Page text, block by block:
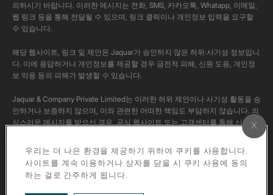
의하시기 바랍니다. 이러한 메시지는 전화, SMS, 카카오톡, Whatapp, 이메일,
웹 링크 등을 통해 전달될 수 있으며, 링크 클릭이나 개인정보 입력을 요구할
수 있습니다.
해당 웹사이트, 링크 및 제안은 Jaquar가 승인하지 않은 허위·사기성 정보입니
다. 이에 응답하거나 개인정보를 제공할 경우 금전적 피해, 신원 도용, 개인정
보 악용 등의 피해가 발생할 수 있습니다.
Jaquar & Company Private Limited는 이러한 허위 제안이나 사기성 활동을 승
인하거나 보증하지 않으며, 이와 관련한 어떠한 책임도 부담하지 않습니다. 의
심스러운 메시지를 받으신 경우, 공식 웹사이트 또는 고객센터를 통해 신고해
본 채널의 모든 콘텐츠는 Jaquar의 공식 콘텐츠입니다. 저작권법에 따라 해당
영상을 개인 계정에 다운로드하거나 재업로드하는 행위는 엄격히 금지됩니다.
우리는 더 나은 환경을 제공하기 위하여 쿠키를 사용합니다.
사이트를 계속 이용하거나 상자를 닫을 시 쿠키 사용에 동의
하는 걸로 간주하게 됩니다.